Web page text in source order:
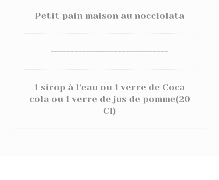
Petit pain maison au nocciolata
------------------------------
1 sirop à l'eau ou 1 verre de Coca
cola ou 1 verre de jus de pomme(20
Cl)